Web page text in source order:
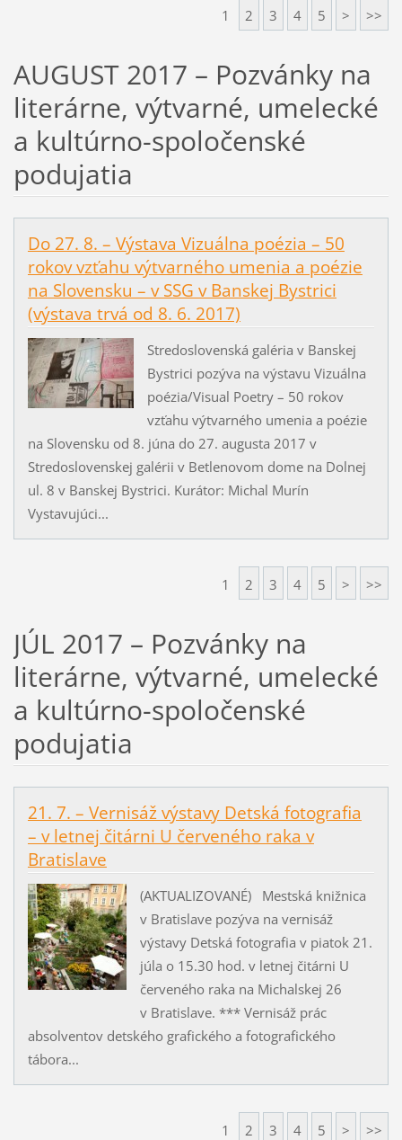
1 2 3 4 5 > >>
AUGUST 2017 – Pozvánky na
literárne, výtvarné, umelecké
a kultúrno-spoločenské
podujatia
Do 27. 8. – Výstava Vizuálna poézia – 50
rokov vzťahu výtvarného umenia a poézie
na Slovensku – v SSG v Banskej Bystrici
(výstava trvá od 8. 6. 2017)
Stredoslovenská galéria v Banskej
Bystrici pozýva na výstavu Vizuálna
poézia/Visual Poetry – 50 rokov
vzťahu výtvarného umenia a poézie
na Slovensku od 8. júna do 27. augusta 2017 v
Stredoslovenskej galérii v Betlenovom dome na Dolnej
ul. 8 v Banskej Bystrici. Kurátor: Michal Murín
Vystavujúci...
1 2 3 4 5 > >>
JÚL 2017 – Pozvánky na
literárne, výtvarné, umelecké
a kultúrno-spoločenské
podujatia
21. 7. – Vernisáž výstavy Detská fotografia
– v letnej čitárni U červeného raka v
Bratislave
(AKTUALIZOVANÉ) Mestská knižnica
v Bratislave pozýva na vernisáž
výstavy Detská fotografia v piatok 21.
júla o 15.30 hod. v letnej čitárni U
červeného raka na Michalskej 26
v Bratislave. *** Vernisáž prác
absolventov detského grafického a fotografického
tábora...
1 2 3 4 5 > >>